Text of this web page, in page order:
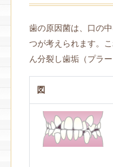
歯の原因菌は、口の
つが考えられます。
ん分裂し歯垢（プラ
図